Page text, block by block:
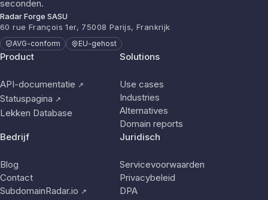
seconden.
Radar Forge SASU
60 rue François 1er, 75008 Parijs, Frankrijk
AVG-conform EU-gehost
Product
API-documentatie ↗
Statuspagina ↗
Lekken Database
Solutions
Use cases
Industries
Alternatives
Domain reports
Bedrijf
Blog
Contact
SubdomainRadar.io ↗
Juridisch
Servicevoorwaarden
Privacybeleid
DPA